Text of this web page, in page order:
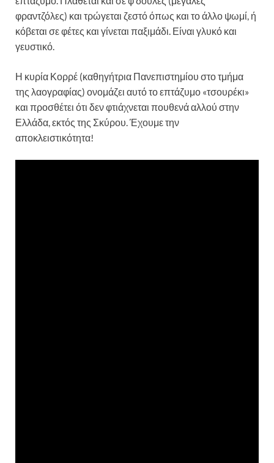
φραντζόλες) και τρώγεται ζεστό όπως και το άλλο ψωμί, ή
κόβεται σε φέτες και γίνεται παξιμάδι. Είναι γλυκό και
γευστικό.
Η κυρία Κορρέ (καθηγήτρια Πανεπιστημίου στο τμήμα
της λαογραφίας) ονομάζει αυτό το επτάζυμο «τσουρέκι»
και προσθέτει ότι δεν φτιάχνεται πουθενά αλλού στην
Ελλάδα, εκτός της Σκύρου. Έχουμε την
αποκλειστικότητα!